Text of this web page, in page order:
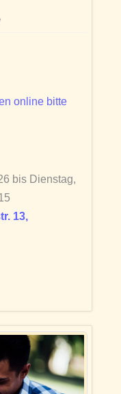
online bitte
bis Dienstag,
13,